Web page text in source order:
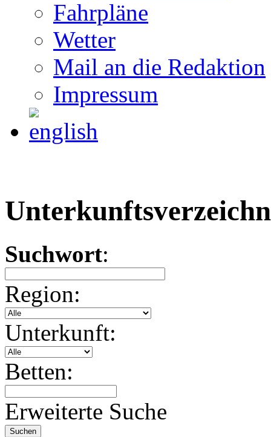
Fahrpläne
Wetter
Mail an die Redaktion
Impressum
Suchwort:
Region:
Unterkunft:
Betten:
Erweiterte Suche